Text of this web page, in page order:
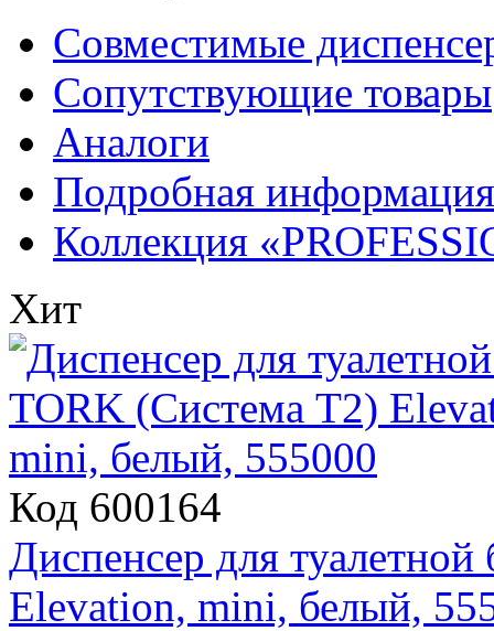
Совместимые
Сопутствующие товары
Аналоги
Подробная информация
Коллекция
Хит
Код 600164
Диспенсер для
Elevation, mini, белый,